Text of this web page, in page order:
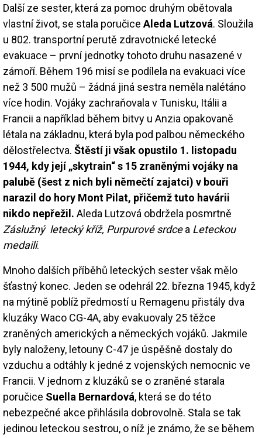
Další ze sester, která za pomoc druhým obětovala
vlastní život, se stala poručice Aleda Lutzová. Sloužila
u 802. transportní perutě zdravotnické letecké
evakuace – první jednotky tohoto druhu nasazené v
zámoří. Během 196 misí se podílela na evakuaci více
než 3 500 mužů – žádná jiná sestra neměla nalétáno
více hodin. Vojáky zachraňovala v Tunisku, Itálii a
Francii a například během bitvy u Anzia opakovaně
létala na základnu, která byla pod palbou německého
dělostřelectva. Štěstí ji však opustilo 1. listopadu
1944, kdy její „skytrain“ s 15 zraněnými vojáky na
palubě (šest z nich byli němečtí zajatci) v bouři
narazil do hory Mont Pilat, přičemž tuto havárii
nikdo nepřežil. Aleda Lutzová obdržela posmrtně
Záslužný letecký kříž, Purpurové srdcea Leteckou
medaili.
Mnoho dalších příběhů leteckých sester však mělo
šťastný konec. Jeden se odehrál 22. března 1945, když
na mýtině poblíž předmostí u Remagenu přistály dva
kluzáky Waco CG-4A, aby evakuovaly 25 těžce
zraněných amerických a německých vojáků. Jakmile
byly naloženy, letouny C-47 je úspěšně dostaly do
vzduchu a odtáhly k jedné z vojenských nemocnic ve
Francii. V jednom z kluzáků se o zraněné starala
poručice Suella Bernardová, která se do této
nebezpečné akce přihlásila dobrovolně. Stala se tak
jedinou leteckou sestrou, o níž je známo, že se během